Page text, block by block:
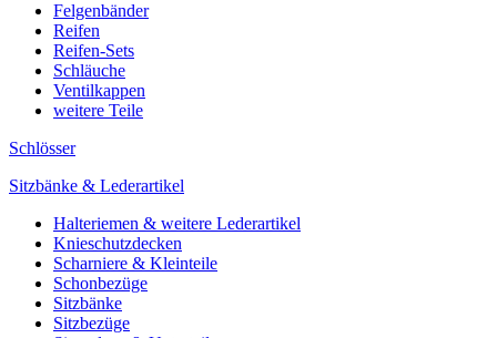
Felgenbänder
Reifen
Reifen-Sets
Schläuche
Ventilkappen
weitere Teile
Schlösser
Sitzbänke & Lederartikel
Halteriemen & weitere Lederartikel
Knieschutzdecken
Scharniere & Kleinteile
Schonbezüge
Sitzbänke
Sitzbezüge